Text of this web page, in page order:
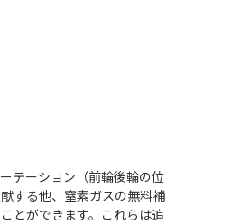
テーション（前輪後輪の位
する他、窒素ガスの無料補
とができます。これらは追